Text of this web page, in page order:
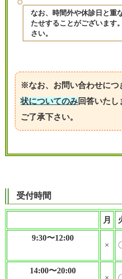
なお、時間外や休診日と重
たせすることがございます
さい。
※なお、お問い合わせにつ
状についてのみ回答いた
ご了承下さい。
受付時間
月
9:30〜12:00
×
14:00〜20:00